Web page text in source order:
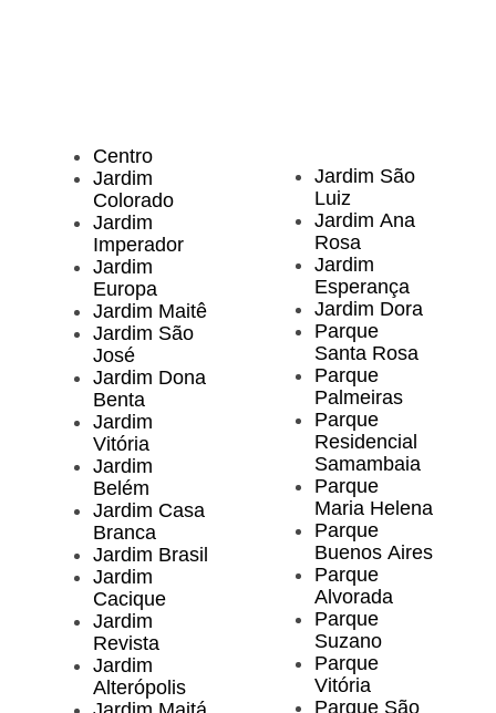
Centro
Jardim
Colorado
Jardim
Imperador
Jardim
Europa
Jardim Maitê
Jardim São
José
Jardim Dona
Benta
Jardim
Vitória
Jardim
Belém
Jardim Casa
Branca
Jardim Brasil
Jardim
Cacique
Jardim
Revista
Jardim
Alterópolis
Jardim São
Luiz
Jardim Ana
Rosa
Jardim
Esperança
Jardim Dora
Parque
Santa Rosa
Parque
Palmeiras
Parque
Residencial
Samambaia
Parque
Maria Helena
Parque
Buenos Aires
Parque
Alvorada
Parque
Suzano
Parque
Vitória
Parque São